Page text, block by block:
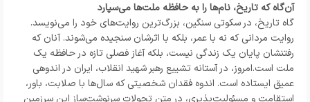
آن‌گاه که تاریخ، نام‌ها را به حافظه ملت‌ها می‌سپارد
گاه تاریخ، در سکوتی سنگین، بزرگ‌ترین روایت‌های خود را می‌نویسد.
روایت مردانی که نه با عمر، بلکه با اثرشان سنجیده می‌شوند. آنان که
رفتنشان پایان یک زندگی نیست، بلکه آغاز فصلی تازه در حافظه یک
ملت است.امروز، در آستانه تشییع رهبر شهید انقلاب، ایران در اندوهی
عمیق ایستاده است. اندوه فقدان شخصیتی که سال‌ها با صلابت، باور،
استقامت و مسئولیت‌پذیری، در متن تحولات سرنوشت‌ساز این سرزمین